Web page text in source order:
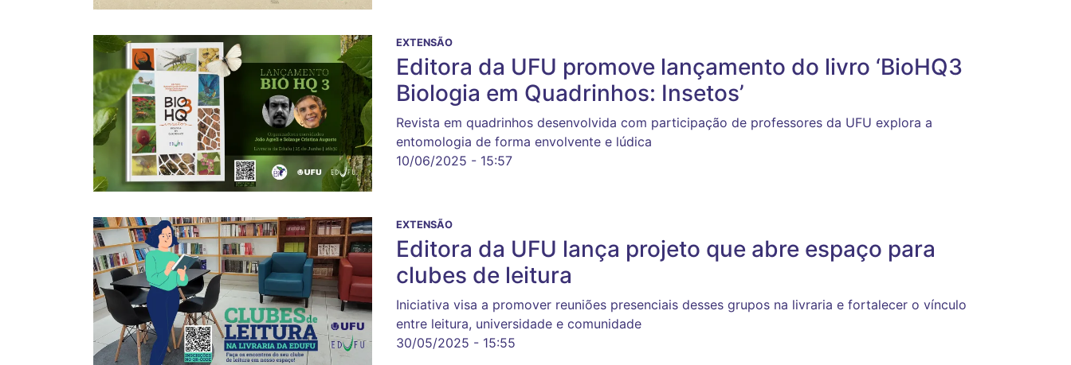
EXTENSÃO
Editora da UFU promove lançamento do livro ‘BioHQ3
Biologia em Quadrinhos: Insetos’
Revista em quadrinhos desenvolvida com participação de professores da UFU explora a
entomologia de forma envolvente e lúdica
10/06/2025 - 15:57
EXTENSÃO
Editora da UFU lança projeto que abre espaço para
clubes de leitura
Iniciativa visa a promover reuniões presenciais desses grupos na livraria e fortalecer o vínculo
entre leitura, universidade e comunidade
30/05/2025 - 15:55